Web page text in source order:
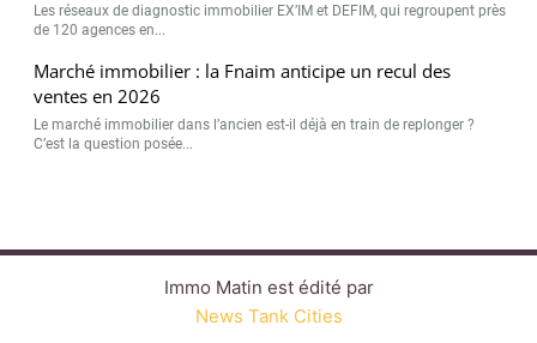
Les réseaux de diagnostic immobilier EX’IM et DEFIM, qui regroupent près
de 120 agences en...
Marché immobilier : la Fnaim anticipe un recul des
ventes en 2026
Le marché immobilier dans l’ancien est-il déjà en train de replonger ?
C’est la question posée...
Immo Matin est édité par
News Tank Cities